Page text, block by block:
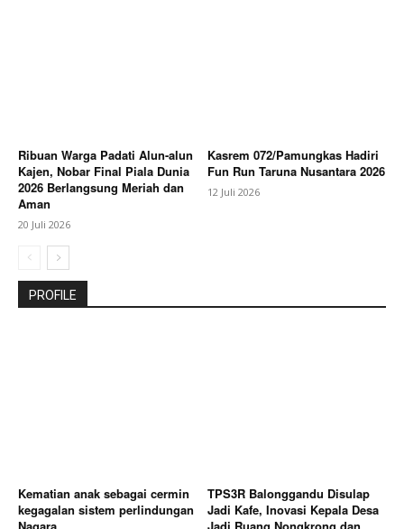
Ribuan Warga Padati Alun-alun
Kajen, Nobar Final Piala Dunia
2026 Berlangsung Meriah dan
Aman
20 Juli 2026
Kasrem 072/Pamungkas Hadiri
Fun Run Taruna Nusantara 2026
12 Juli 2026
PROFILE
Kematian anak sebagai cermin
kegagalan sistem perlindungan
TPS3R Balonggandu Disulap
Jadi Kafe, Inovasi Kepala Desa